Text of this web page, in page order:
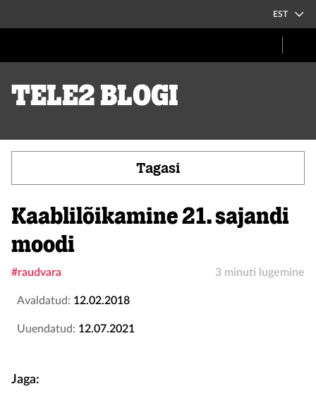
EST
Tele2 blogi
Tagasi
Kaablilõikamine 21. sajandi
moodi
#raudvara 3 minuti lugemine
Avaldatud: 12.02.2018
Uuendatud: 12.07.2021
Jaga: